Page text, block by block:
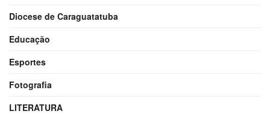
Diocese de Caraguatatuba
Educação
Esportes
Fotografia
LITERATURA